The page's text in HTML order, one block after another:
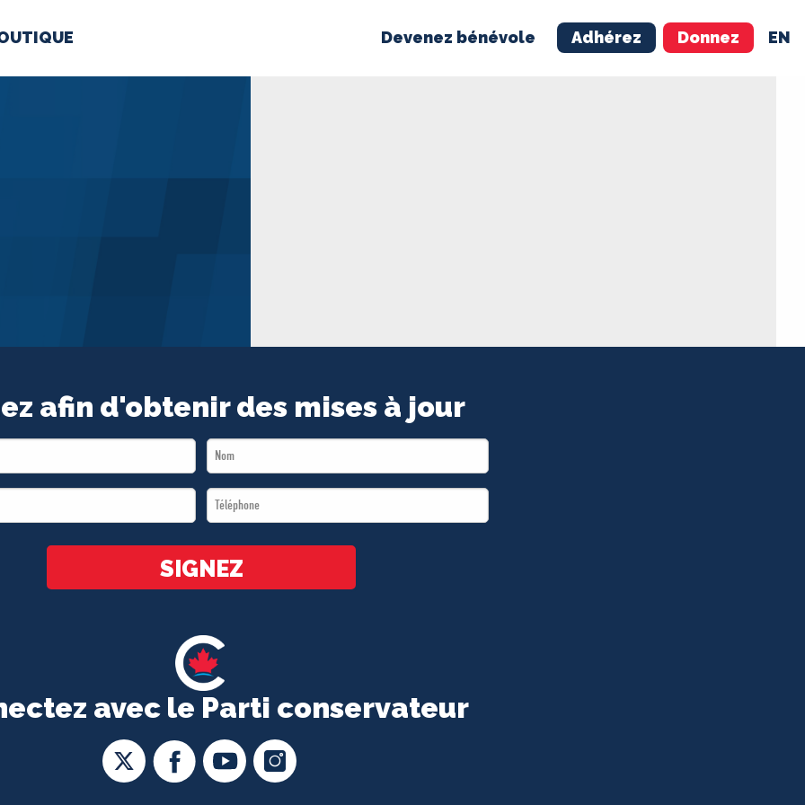
Devenez bénévole Adhérez Donnez EN
MÉDIAS
avec le Parti conservateur
afin d'obtenir des mises à jour
Last
Name
Téléphone
*
SIGNEZ